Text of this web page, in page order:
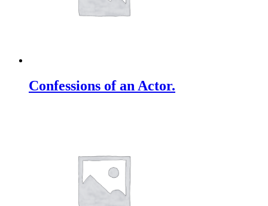
Confessions of an Actor.